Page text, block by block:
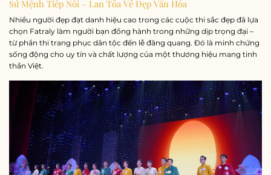
Sứ Mệnh Tiếp Nối – Lan Tỏa Vẻ Đẹp Văn Hóa
Nhiều người đẹp đạt danh hiệu cao trong các cuộc thi sắc đẹp đã lựa
chọn Fatraly làm người bạn đồng hành trong những dịp trọng đại –
từ phần thi trang phục dân tộc đến lễ đăng quang. Đó là minh chứng
sống động cho uy tín và chất lượng của một thương hiệu mang tinh
thần Việt.